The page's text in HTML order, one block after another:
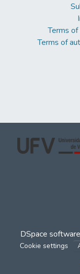
Terms
Terms of
DSpace software
Cookie settings